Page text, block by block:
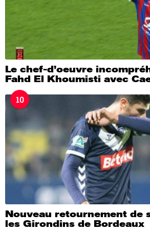
Le chef-d’oeuvre
Fahd El Khoumisti avec
10
Nouveau retournement de
les Girondins de Bordeaux